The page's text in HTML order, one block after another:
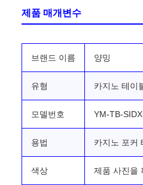
제품 매개변수
브랜드 이름 양밍
유형 카지노 테이
모델번호 YM-TB-
용법 카지노 포커
색상 제품 사진을